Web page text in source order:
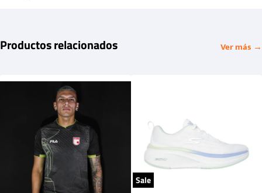
Productos relacionados Ver más →
Sale